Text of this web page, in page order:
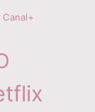
Canal+